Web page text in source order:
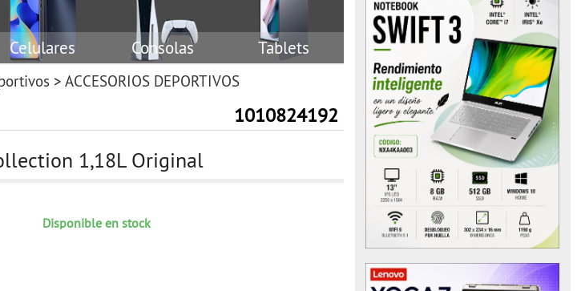
Celulares Consolas Tablets
> ACCESORIOS DEPORTIVOS
1010824192
1,18L Original
Disponible en stock